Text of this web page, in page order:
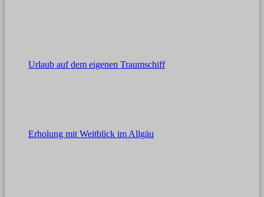
Urlaub auf dem eigenen Traumschiff
Erholung mit Weitblick im Allgäu